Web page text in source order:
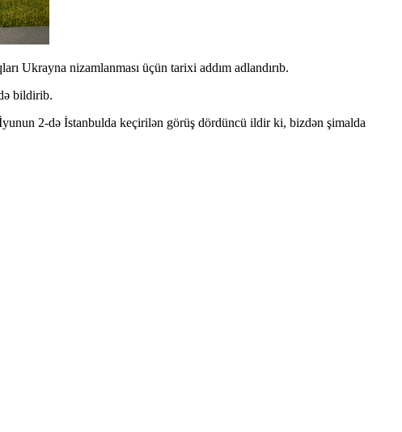
Ukrayna nizamlanması üçün tarixi addım adlandırıb.
bildirib.
2-də İstanbulda keçirilən görüş dördüncü ildir ki, bizdən şimalda